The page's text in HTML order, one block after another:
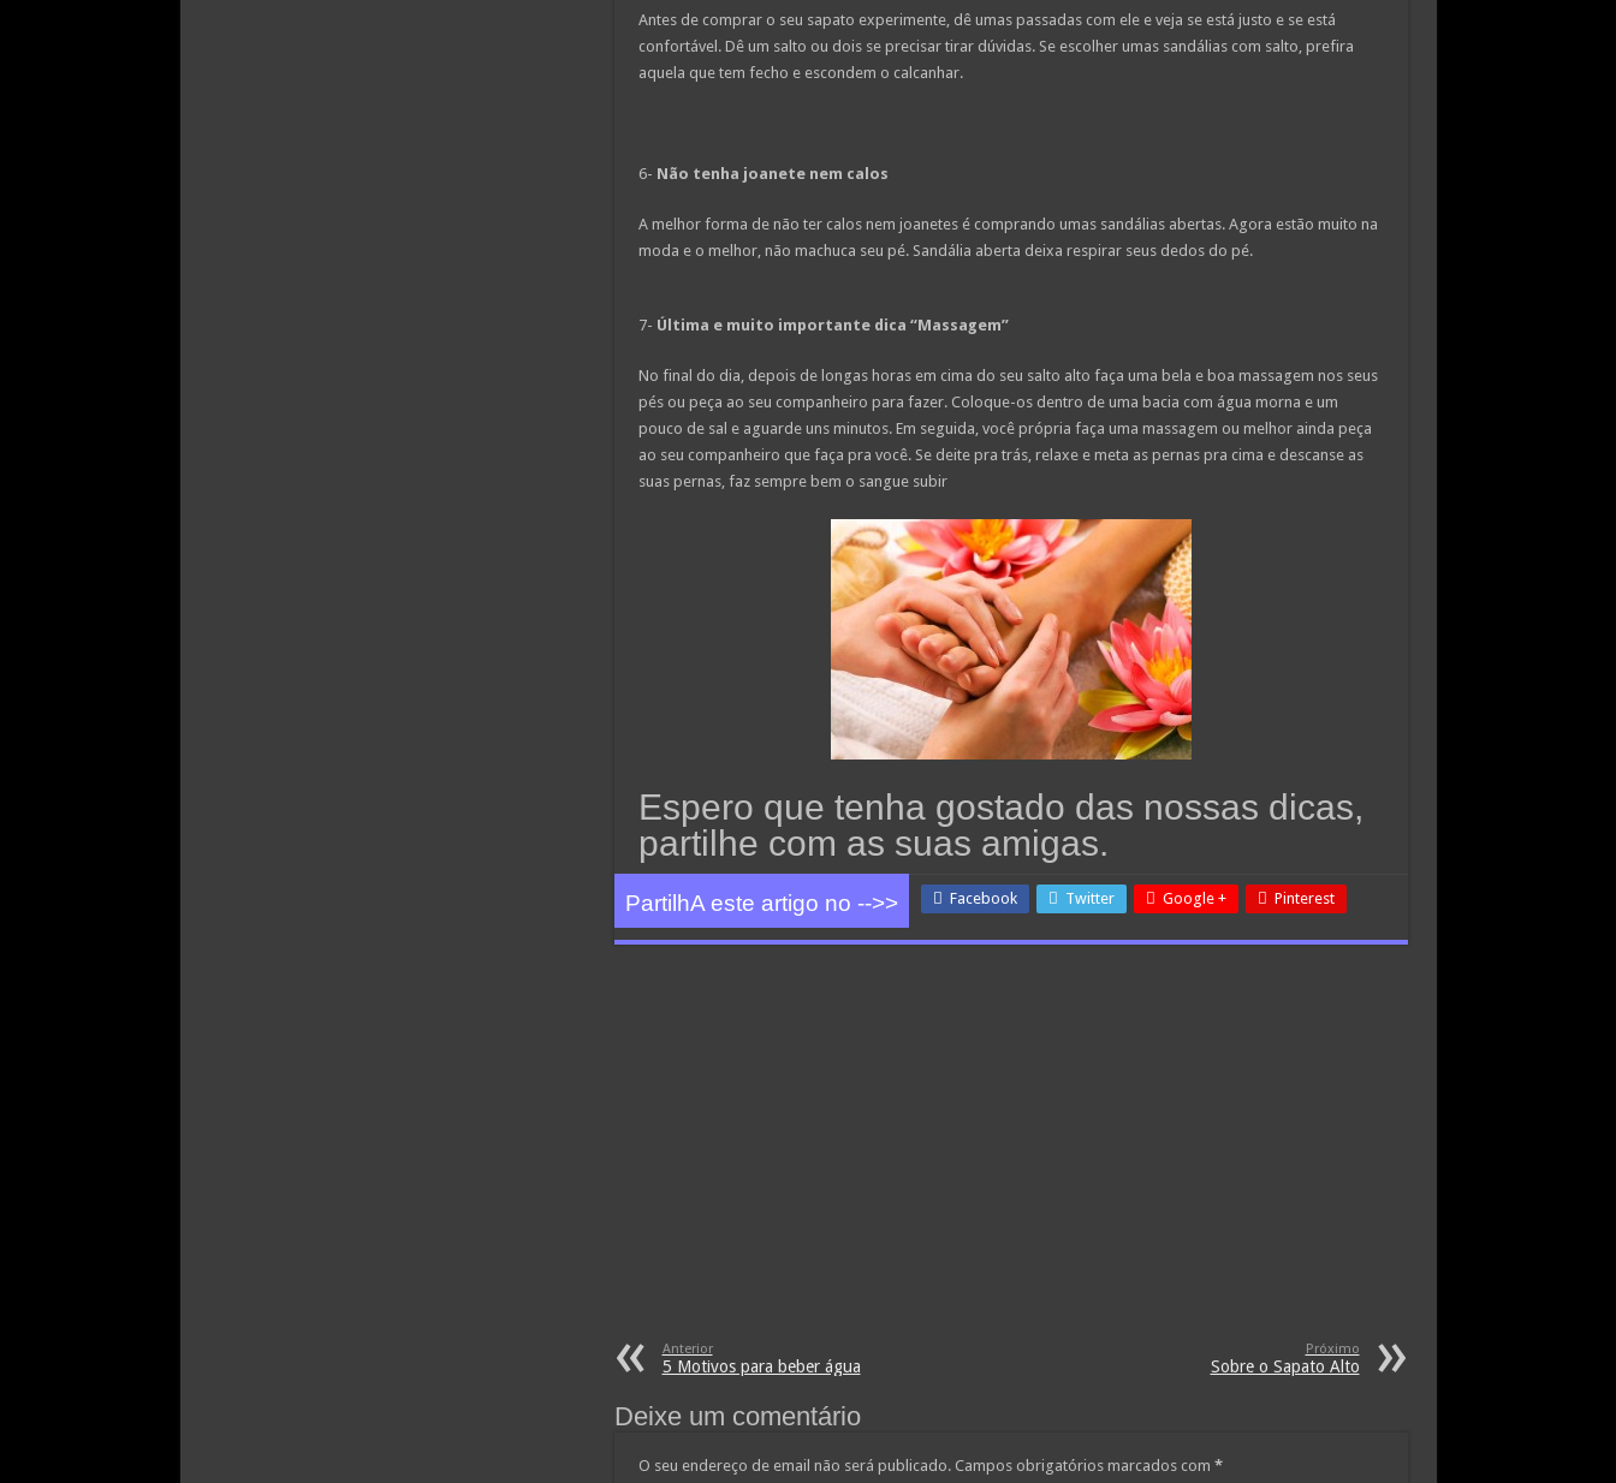
Antes de comprar o seu sapato experimente, dê umas passadas com ele e veja se está justo e se está
confortável. Dê um salto ou dois se precisar tirar dúvidas. Se escolher umas sandálias com salto, prefira
aquela que tem fecho e escondem o calcanhar.
6- Não tenha joanete nem calos
A melhor forma de não ter calos nem joanetes é comprando umas sandálias abertas. Agora estão muito na
moda e o melhor, não machuca seu pé. Sandália aberta deixa respirar seus dedos do pé.
7- Última e muito importante dica “Massagem”
No final do dia, depois de longas horas em cima do seu salto alto faça uma bela e boa massagem nos seus
pés ou peça ao seu companheiro para fazer. Coloque-os dentro de uma bacia com água morna e um
pouco de sal e aguarde uns minutos. Em seguida, você própria faça uma massagem ou melhor ainda peça
ao seu companheiro que faça pra você. Se deite pra trás, relaxe e meta as pernas pra cima e descanse as
suas pernas, faz sempre bem o sangue subir
Espero que tenha gostado das nossas dicas,
partilhe com as suas amigas.
PartilhA este artigo no -->> Facebook Twitter Google + Pinterest
Anterior
5 Motivos para beber água
Próximo
Sobre o Sapato Alto
Deixe um comentário
O seu endereço de email não será publicado. Campos obrigatórios marcados com *